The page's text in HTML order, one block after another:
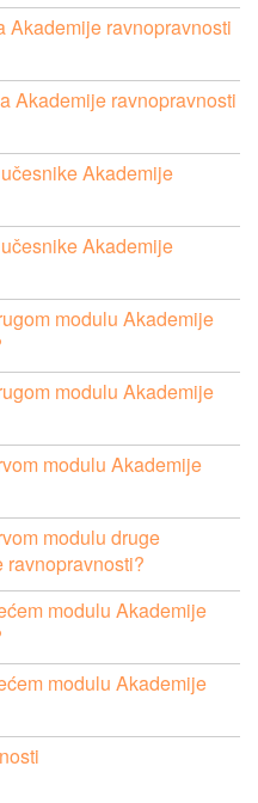
Akademije ravnopravnosti
Akademije ravnopravnosti
Akademije
Akademije
modulu Akademije
modulu Akademije
modulu Akademije
modulu druge
modulu Akademije
modulu Akademije